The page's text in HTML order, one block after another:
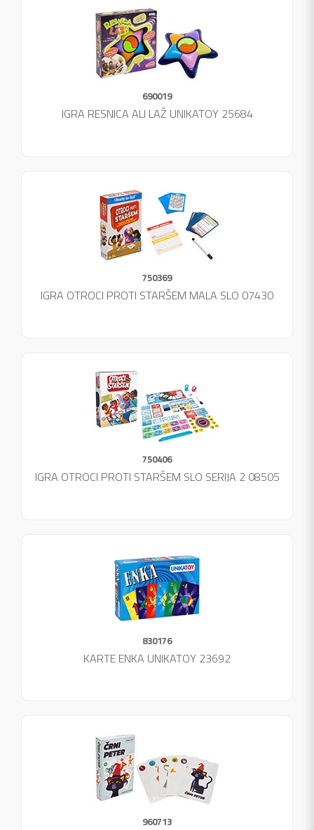
690019
IGRA RESNICA ALI LAŽ UNIKATOY 25684
750369
IGRA OTROCI PROTI STARŠEM MALA SLO 07430
750406
IGRA OTROCI PROTI STARŠEM SLO SERIJA 2 08505
830176
KARTE ENKA UNIKATOY 23692
960713